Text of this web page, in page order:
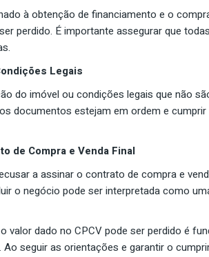
à obtenção de financiamento e o
perdido. É importante assegurar que
Legais
do imóvel ou condições legais que não
documentos estejam em ordem e
de Compra e Venda Final
a assinar o contrato de compra e
o negócio pode ser interpretada como
valor dado no CPCV pode ser perdido é
seguir as orientações e garantir o